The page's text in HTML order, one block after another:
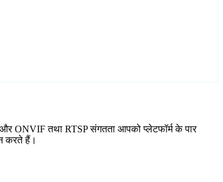
ONVIF तथा RTSP संगतता आपको प्लेटफॉर्म के पार
करते हैं।